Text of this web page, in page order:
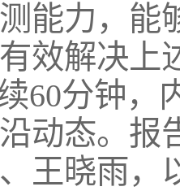
能力，能
效解决上
60分钟，
动态。报
王晓雨，